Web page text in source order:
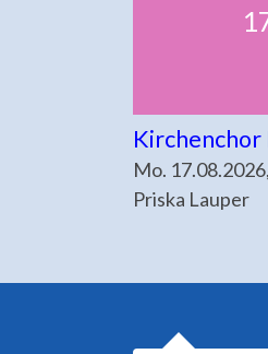
Kirchenchor
Mo.
Priska Lauper